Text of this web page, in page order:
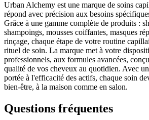
Urban Alchemy est une marque de soins
répond avec précision aux besoins
Grâce à une gamme complète de produits :
shampoings, mousses coiffantes, masques
rinçage, chaque étape de votre routine
rituel de soin. La marque met à votre
professionnels, aux formules avancées,
qualité de vos cheveux au quotidien. Avec
portée à l'efficacité des actifs, chaque soin
bien-être, à la maison comme en salon.
Questions fréquentes